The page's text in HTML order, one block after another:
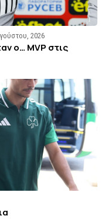
2026
ο… MVP στις